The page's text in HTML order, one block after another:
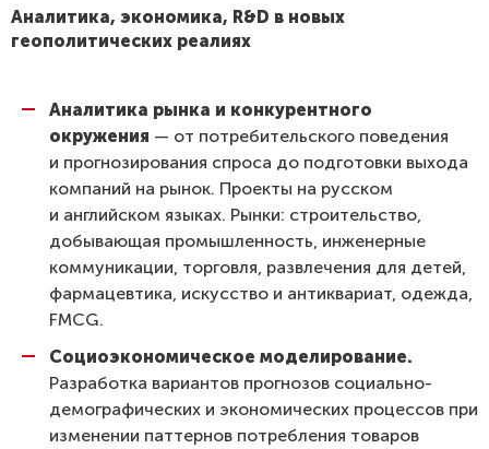
Аналитика, экономика, R&D в новых
геополитических реалиях
Аналитика рынка и конкурентного
окружения — от потребительского поведения
и прогнозирования спроса до подготовки выхода
компаний на рынок. Проекты на русском
и английском языках. Рынки: строительство,
добывающая промышленность, инженерные
коммуникации, торговля, развлечения для детей,
фармацевтика, искусство и антиквариат, одежда,
FMCG.
Социоэкономическое моделирование.
Разработка вариантов прогнозов социально-
демографических и экономических процессов при
изменении паттернов потребления товаров